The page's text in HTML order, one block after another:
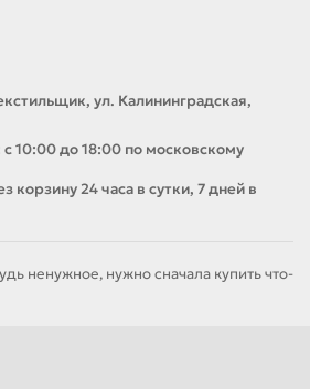
ул. Калининградская,
10:00 до 18:00 по московскому
корзину 24 часа в сутки, 7 дней в
ненужное, нужно сначала купить что-